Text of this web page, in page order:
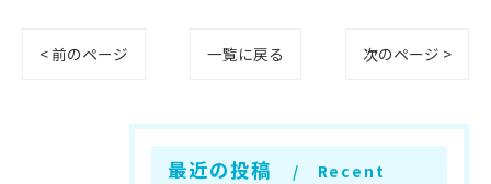
< 前のページ 一覧に戻る 次のページ >
最近の投稿
Recent